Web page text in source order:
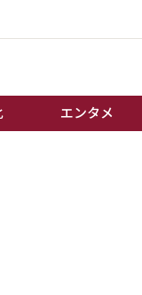
エンタメ